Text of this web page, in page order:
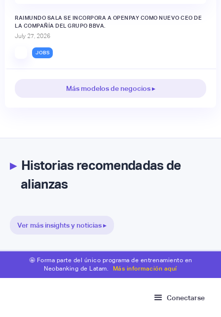
RAIMUNDO SALA SE INCORPORA A OPENPAY COMO NUEVO CEO DE
LA COMPAÑÍA DEL GRUPO BBVA.
July 27, 2026
JOBS
Más modelos de negocios ▸
▸Historias recomendadas de
alianzas
Ver más insights y noticias ▸
🤩 Forma parte del único programa de entrenamiento en
Neobanking de Latam.
Más información aquí
Conectarse